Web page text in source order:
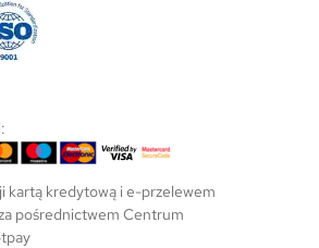
kartą kredytową i e-przelewem
pośrednictwem Centrum